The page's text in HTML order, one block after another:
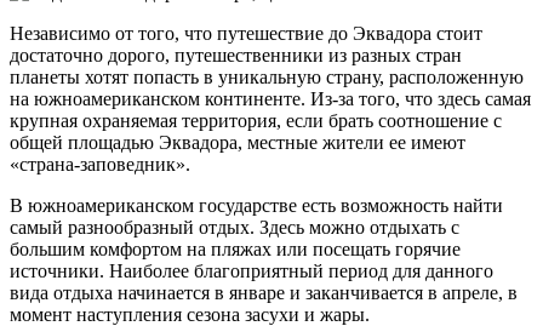
Независимо от того, что путешествие до Эквадора стоит
достаточно дорого, путешественники из разных стран
планеты хотят попасть в уникальную страну, расположенную
на южноамериканском континенте. Из-за того, что здесь самая
крупная охраняемая территория, если брать соотношение с
общей площадью Эквадора, местные жители ее имеют
«страна-заповедник».
В южноамериканском государстве есть возможность найти
самый разнообразный отдых. Здесь можно отдыхать с
большим комфортом на пляжах или посещать горячие
источники. Наиболее благоприятный период для данного
вида отдыха начинается в январе и заканчивается в апреле, в
момент наступления сезона засухи и жары.